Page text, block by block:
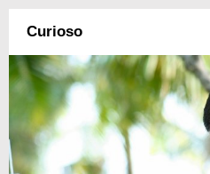
Curioso